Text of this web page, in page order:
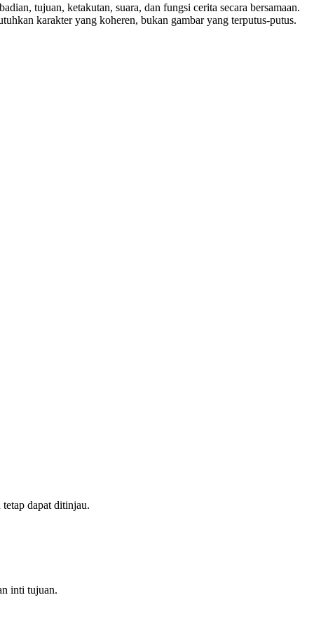
tujuan, ketakutan, suara, dan fungsi cerita secara bersamaan.
karakter yang koheren, bukan gambar yang terputus-putus.
dapat ditinjau.
inti tujuan.